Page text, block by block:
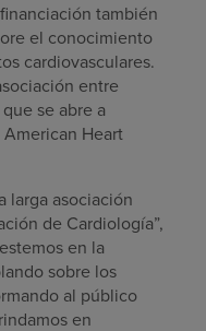
también
el conocimiento
cardiovasculares.
entre
se abre a
Heart
larga asociación
de Cardiología”,
en la
sobre los
al público
en